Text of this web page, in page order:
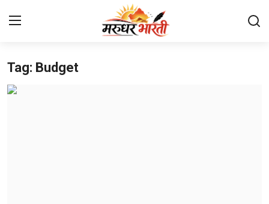
Home
Tag: Budget